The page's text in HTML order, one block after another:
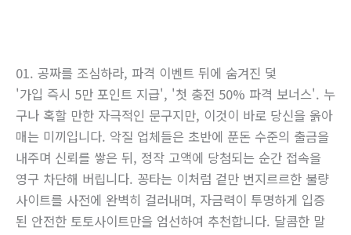
01. 공짜를 조심하라, 파격 이벤트 뒤에 숨겨진 덫
'가입 즉시 5만 포인트 지급', '첫 충전 50% 파격 보너스'. 누
구나 혹할 만한 자극적인 문구지만, 이것이 바로 당신을 옭아
매는 미끼입니다. 악질 업체들은 초반에 푼돈 수준의 출금을
내주며 신뢰를 쌓은 뒤, 정작 고액에 당첨되는 순간 접속을
영구 차단해 버립니다. 꽁타는 이처럼 겉만 번지르르한 불량
사이트를 사전에 완벽히 걸러내며, 자금력이 투명하게 입증
된 안전한 토토사이트만을 엄선하여 추천합니다. 달콤한 말